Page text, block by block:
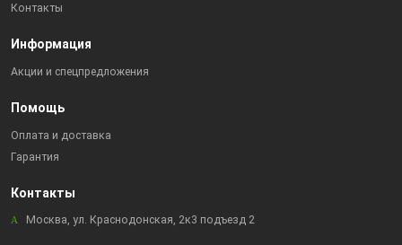
Контакты
Информация
Акции и спецпредложения
Помощь
Оплата и доставка
Гарантия
Контакты
Москва, ул. Краснодонская, 2к3 подъезд 2